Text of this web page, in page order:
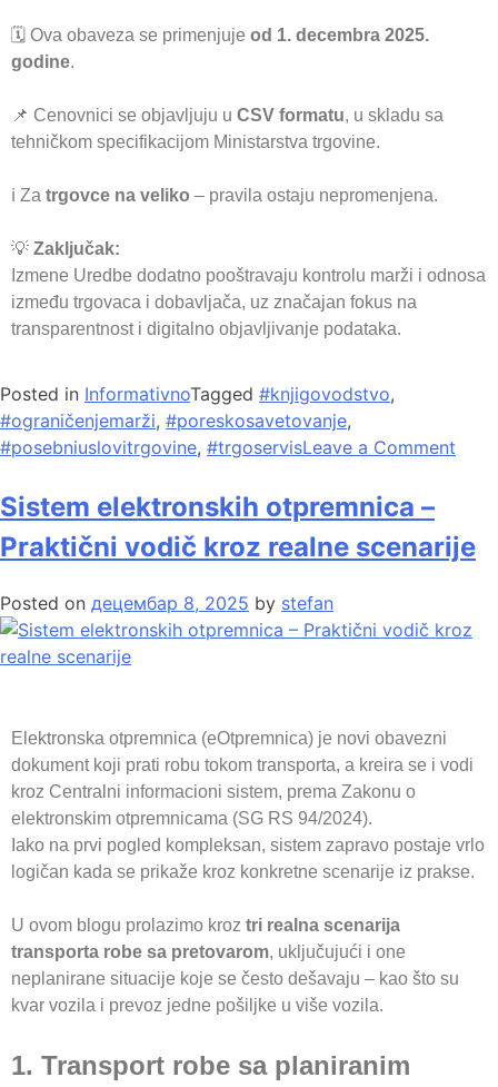
🗓️ Ova obaveza se primenjuje od 1. decembra 2025.
godine.
📌 Cenovnici se objavljuju u CSV formatu, u skladu sa
tehničkom specifikacijom Ministarstva trgovine.
ℹ️ Za trgovce na veliko – pravila ostaju nepromenjena.
💡 Zaključak:
Izmene Uredbe dodatno pooštravaju kontrolu marži i odnosa
između trgovaca i dobavljača, uz značajan fokus na
transparentnost i digitalno objavljivanje podataka.
Posted in InformativnoTagged #knjigovodstvo,
#ograničenjemarži, #poreskosavetovanje,
#posebniuslovitrgovine, #trgoservisLeave a Comment
Sistem elektronskih otpremnica –
Praktični vodič kroz realne scenarije
Posted on децембар 8, 2025 by stefan
Elektronska otpremnica (eOtpremnica) je novi obavezni
dokument koji prati robu tokom transporta, a kreira se i vodi
kroz Centralni informacioni sistem, prema Zakonu o
elektronskim otpremnicama (SG RS 94/2024).
Iako na prvi pogled kompleksan, sistem zapravo postaje vrlo
logičan kada se prikaže kroz konkretne scenarije iz prakse.
U ovom blogu prolazimo kroz tri realna scenarija
transporta robe sa pretovarom, uključujući i one
neplanirane situacije koje se često dešavaju – kao što su
kvar vozila i prevoz jedne pošiljke u više vozila.
1. Transport robe sa planiranim